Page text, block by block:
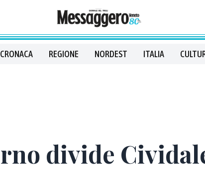
CRONACA REGIONE NORDEST ITALIA
divide